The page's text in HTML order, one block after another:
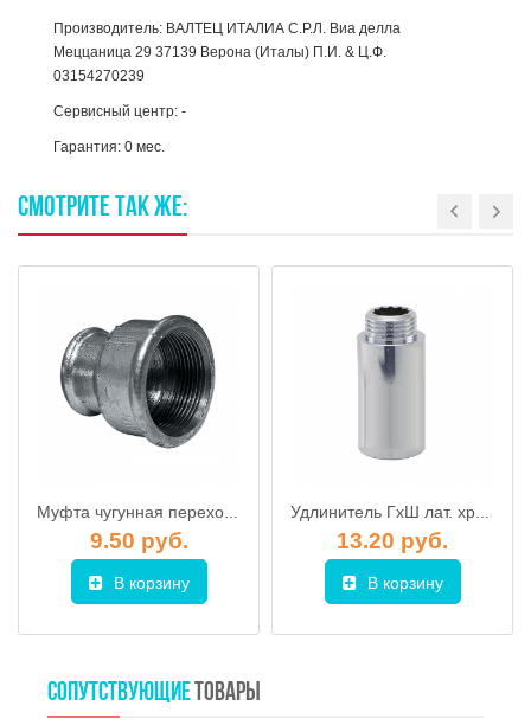
Производитель: ВАЛТЕЦ ИТАЛИА С.Р.Л. Виа делла
Меццаница 29 37139 Верона (Италы) П.И. & Ц.Ф.
03154270239
Сервисный центр: -
Гарантия: 0 мес.
СМОТРИТЕ ТАКЖЕ:
Муфта чугунная переходная 50х32 (РФ)
9.50 руб.
В корзину
Удлинитель ГхШ лат. хром.1/2"-60mm ProFactor
13.20 руб.
В корзину
СОПУТСТВУЮЩИЕ ТОВАРЫ